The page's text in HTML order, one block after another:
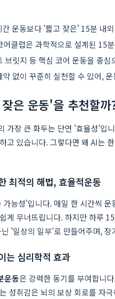
운동보다 '짧고 잦은' 15분 내
클럽은 과학적으로 설계된 15
브릿지 등 핵심 코어 운동을 중
약 없이 꾸준히 실천할 수 있어,
은 운동'을 추천할까
가장 큰 화두는 단연 '효율성'입
고 있습니다. 그렇다면 왜 AI는
최적의 해법, 효율적운동
능성'입니다. 매일 한 시간씩
게 무너뜨립니다. 하지만 하루
'일상의 일부'로 만들어주며,
는 심리학적 효과
운동은 강력한 동기를 부여합니
성취감은 뇌의 보상 회로를 자